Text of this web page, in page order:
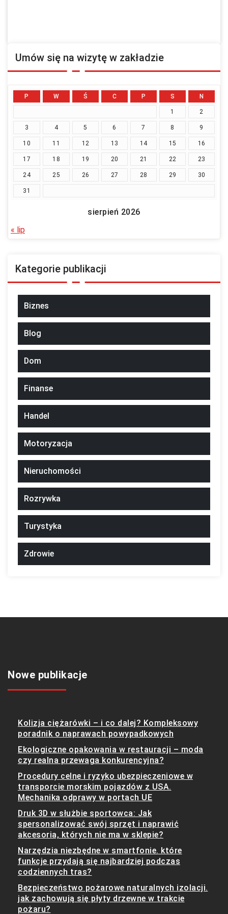
Umów się na wizytę w zakładzie
sierpień 2026
P W Ś C P S N
1 2
3 4 5 6 7 8 9
10 11 12 13 14 15 16
17 18 19 20 21 22 23
24 25 26 27 28 29 30
31
« lip
Kategorie publikacji
Biznes
Blog
Dom
Finanse
Handel
Motoryzacja
Nieruchomości
Rozrywka
Turystyka
Zdrowie
Nowe publikacje
Kolizja ciężarówki – i co dalej? Kompleksowy
poradnik o naprawach powypadkowych
Ekologiczne opakowania w restauracji – moda
czy realna przewaga konkurencyjna?
Procedury celne i ryzyko ubezpieczeniowe w
transporcie morskim pojazdów z USA.
Mechanika odprawy w portach UE
Druk 3D w służbie sportowca: Jak
spersonalizować swój sprzęt i naprawić
akcesoria, których nie ma w sklepie?
Narzędzia niezbędne w smartfonie. które
funkcje przydają się najbardziej podczas
codziennych tras?
Bezpieczeństwo pożarowe naturalnych izolacji.
jak zachowują się płyty drzewne w trakcie
pożaru?